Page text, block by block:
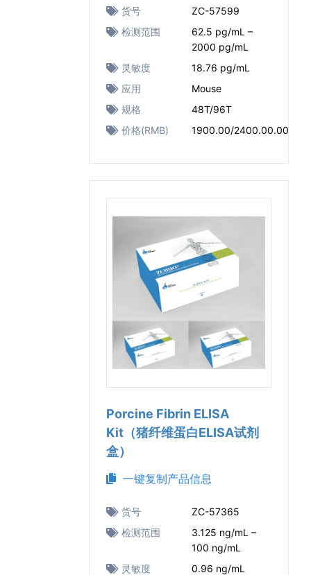
货号
ZC-57599
检测范围
62.5 pg/mL –
2000 pg/mL
灵敏度
18.76 pg/mL
应用
Mouse
规格
48T/96T
价格(RMB)
1900.00/2400.00.00
Porcine Fibrin ELISA
Kit（猪纤维蛋白ELISA试剂
盒）
一键复制产品信息
货号
ZC-57365
检测范围
3.125 ng/mL –
100 ng/mL
灵敏度
0.96 ng/mL